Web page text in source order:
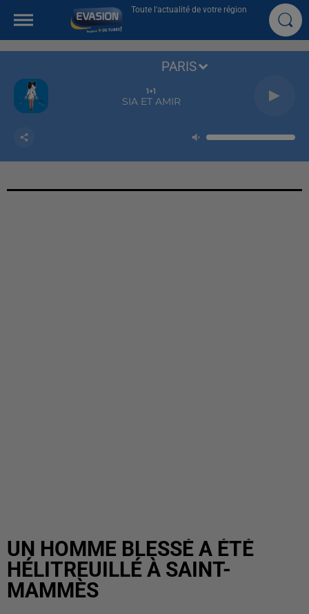
Toute l'actualité de votre région
1+1
SIA ET AMIR
PARIS
UN HOMME BLESSÉ A ÉTÉ
HÉLITREUILLÉ À SAINT-
MAMMÈS